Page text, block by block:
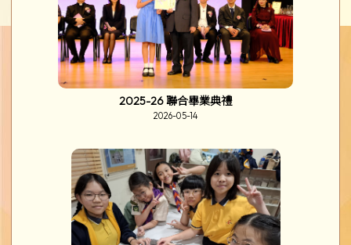
2025-26 聯合畢業典禮
2026-05-14